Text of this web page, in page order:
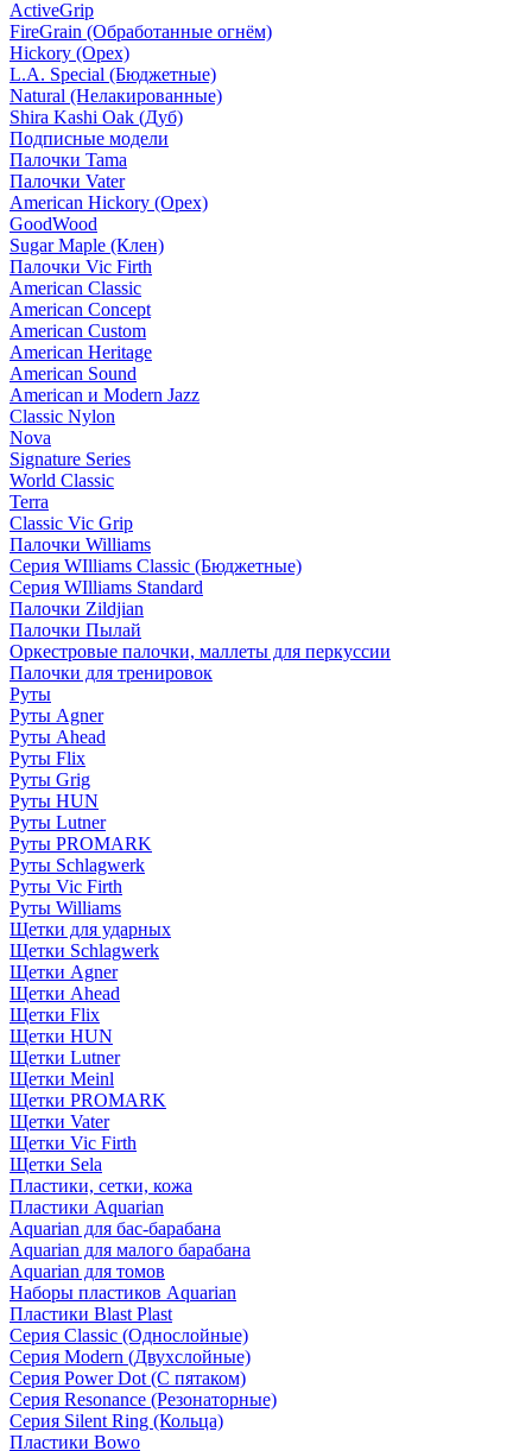
ActiveGrip
FireGrain (Обработанные огнём)
Hickory (Орех)
L.A. Special (Бюджетные)
Natural (Нелакированные)
Shira Kashi Oak (Дуб)
Подписные модели
Палочки Tama
Палочки Vater
American Hickory (Орех)
GoodWood
Sugar Maple (Клен)
Палочки Vic Firth
American Classic
American Concept
American Custom
American Heritage
American Sound
American и Modern Jazz
Classic Nylon
Nova
Signature Series
World Classic
Terra
Classic Vic Grip
Палочки Williams
Серия WIlliams Classic (Бюджетные)
Серия WIlliams Standard
Палочки Zildjian
Палочки Пылай
Оркестровые палочки, маллеты для перкуссии
Палочки для тренировок
Руты
Руты Agner
Руты Ahead
Руты Flix
Руты Grig
Руты HUN
Руты Lutner
Руты PROMARK
Руты Schlagwerk
Руты Vic Firth
Руты Williams
Щетки для ударных
Щетки Schlagwerk
Щетки Agner
Щетки Ahead
Щетки Flix
Щетки HUN
Щетки Lutner
Щетки Meinl
Щетки PROMARK
Щетки Vater
Щетки Vic Firth
Щетки Sela
Пластики, сетки, кожа
Пластики Aquarian
Aquarian для бас-барабана
Aquarian для малого барабана
Aquarian для томов
Наборы пластиков Aquarian
Пластики Blast Plast
Серия Classic (Однослойные)
Серия Modern (Двухслойные)
Серия Power Dot (С пятаком)
Серия Resonance (Резонаторные)
Серия Silent Ring (Кольца)
Пластики Bowo